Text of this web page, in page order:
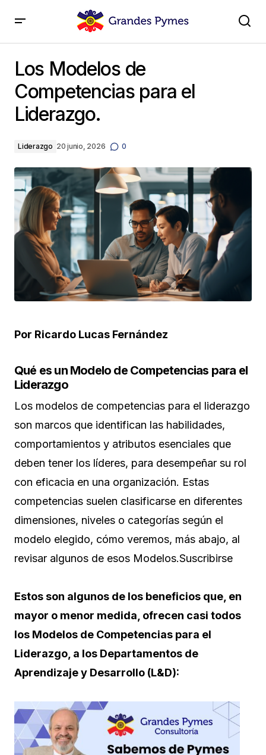
Los Modelos de
Competencias para el
Liderazgo.
Liderazgo 20 junio, 2026 0
Por Ricardo Lucas Fernández
Qué es un Modelo de Competencias para el
Liderazgo
Los modelos de competencias para el liderazgo
son marcos que identifican las habilidades,
comportamientos y atributos esenciales que
deben tener los líderes, para desempeñar su rol
con eficacia en una organización. Estas
competencias suelen clasificarse en diferentes
dimensiones, niveles o categorías según el
modelo elegido, cómo veremos, más abajo, al
revisar algunos de esos Modelos.Suscribirse
Estos son algunos de los beneficios que, en
mayor o menor medida, ofrecen casi todos
los Modelos de Competencias para el
Liderazgo, a los Departamentos de
Aprendizaje y Desarrollo (L&D):